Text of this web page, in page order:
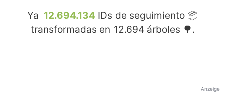
Ya 12.694.134 IDs de seguimiento 📦
transformadas en 12.694 árboles 🌳.
Anzeige